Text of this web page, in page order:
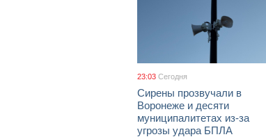
23:03 Сегодня
Сирены прозвучали в
Воронеже и десяти
муниципалитетах из-за
угрозы удара БПЛА